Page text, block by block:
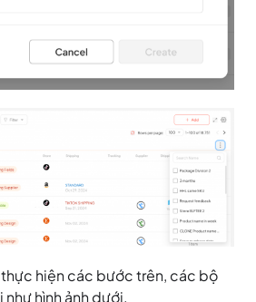
thực hiện các bước trên, các bộ
hình ảnh dưới.